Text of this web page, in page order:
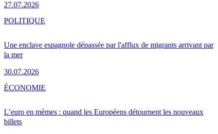
27.07.2026
Une enclave espagnole dépassée par l'afflux de migrants arrivant par
la mer
30.07.2026
POLITIQUE
L’euro en mèmes : quand les Européens détournent les nouveaux
billets
ÉCONOMIE